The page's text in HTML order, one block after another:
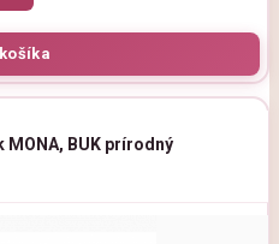
BUK prírodný